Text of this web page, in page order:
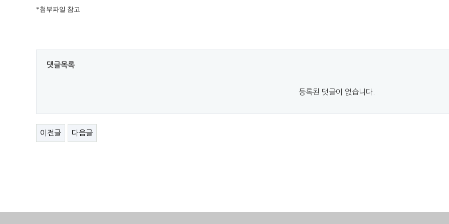
*첨부파일 참고
댓글목록
등록된 댓글이 없습니다.
이전글 다음글